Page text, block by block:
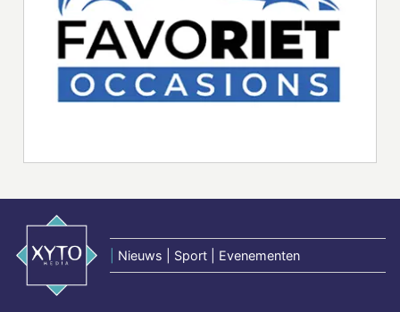
Nieuws | Sport | Evenementen